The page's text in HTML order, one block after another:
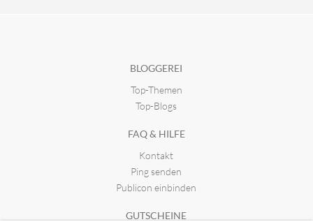
BLOGGEREI
Top-Themen
Top-Blogs
FAQ & HILFE
Kontakt
Ping senden
Publicon einbinden
GUTSCHEINE